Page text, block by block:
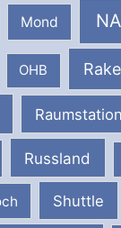
Mond
OHB
Raumstation
Russland
Shuttle